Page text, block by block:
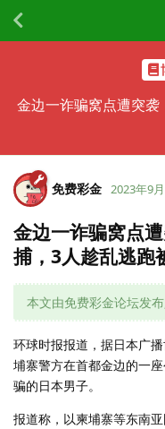
金边一诈骗窝点遭突
免费彩金 2023年9
金边一诈骗窝点
捕，3人趁乱逃跑
本文由免费彩金论坛发
环球时报报道，据日本广
埔寨警方在首都金边的一
骗的日本男子。
报道称，以柬埔寨等东南